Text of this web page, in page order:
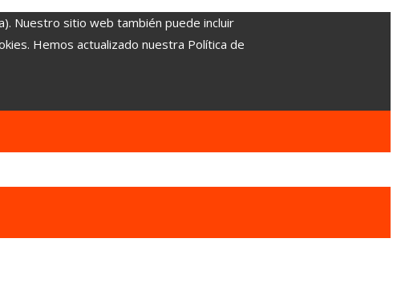
Nuestro sitio web también puede incluir
Hemos actualizado nuestra Política de